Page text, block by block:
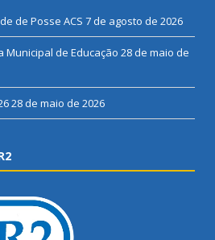
de Posse ACS 7 de agosto de 2026
Municipal de Educação 28 de maio de
28 de maio de 2026